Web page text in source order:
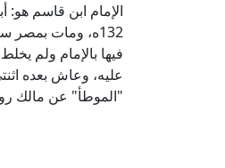
الإمام ابن قاسم هو:
فيها بالإمام ولم
عليه، وعاش بعده
"الموطأ" عن مالك